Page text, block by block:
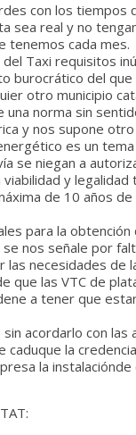
con los tiempos
sea real y no
tenemos cada mes.
Taxi requisitos
burocrático del
otro municipio
una norma sin
y nos supone
es un
se niegan a
y legalidad
de 10 años
para la
nos señale por
necesidades de
que las VTC de
a tener que
acordarlo con
caduque la
la